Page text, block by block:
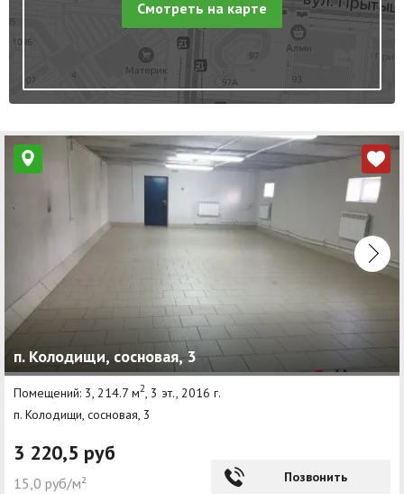
Смотреть на карте
п. Колодищи, сосновая, 3
Помещений: 3, 214.7 м2, 3 эт., 2016 г.
п. Колодищи, сосновая, 3
3 220,5 руб
15,0 руб/м² Позвонить